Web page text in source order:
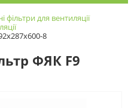
фільтри для вентиляції
8
ФЯК F9